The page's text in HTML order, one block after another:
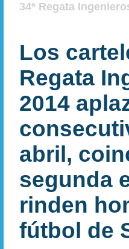
34ª Regata
Los
Regata
2014
abril,
segunda
rinden
fútbol de